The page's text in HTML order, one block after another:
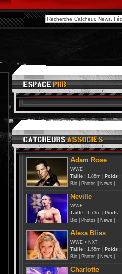
Adam Rose
WWE
Taille : 1.85m | Poids :
Bio
Photos News
Neville
WWE
Taille : 1.73m | Poids :
Bio
Photos News
Alexa Bliss
WWE > NXT
Taille : 1.55m | Poids :
Bio
Photos News
Charlotte